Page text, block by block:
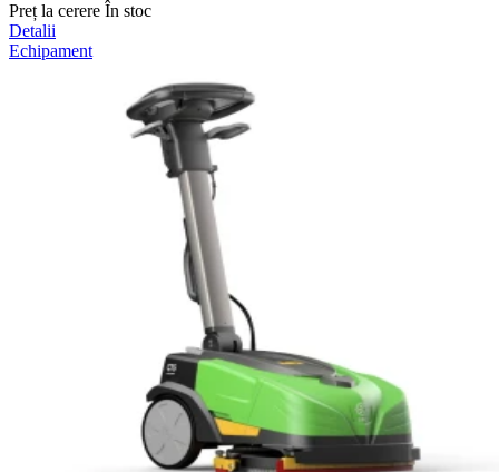
Preț la cerere În stoc
Detalii
Echipament